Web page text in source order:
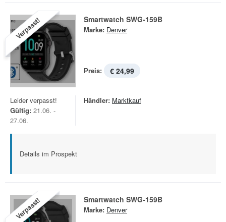
Verpasst! Smartwatch SWG-159B
Marke: Denver
Preis: € 24,99
Leider verpasst!
Gültig: 21.06. -
27.06.
Händler: Marktkauf
Details im Prospekt
Verpasst! Smartwatch SWG-159B
Marke: Denver